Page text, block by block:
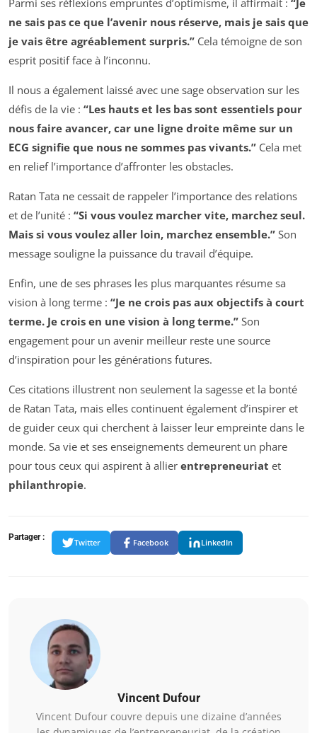
ne sais pas ce que l’avenir nous réserve, mais je sais que
je vais être agréablement surpris.” Cela témoigne de son
esprit positif face à l’inconnu.
Il nous a également laissé avec une sage observation sur les
défis de la vie : “Les hauts et les bas sont essentiels pour
nous faire avancer, car une ligne droite même sur un
ECG signifie que nous ne sommes pas vivants.” Cela met
en relief l’importance d’affronter les obstacles.
Ratan Tata ne cessait de rappeler l’importance des relations
et de l’unité : “Si vous voulez marcher vite, marchez seul.
Mais si vous voulez aller loin, marchez ensemble.” Son
message souligne la puissance du travail d’équipe.
Enfin, une de ses phrases les plus marquantes résume sa
vision à long terme : “Je ne crois pas aux objectifs à court
terme. Je crois en une vision à long terme.” Son
engagement pour un avenir meilleur reste une source
d’inspiration pour les générations futures.
Ces citations illustrent non seulement la sagesse et la bonté
de Ratan Tata, mais elles continuent également d’inspirer et
de guider ceux qui cherchent à laisser leur empreinte dans le
monde. Sa vie et ses enseignements demeurent un phare
pour tous ceux qui aspirent à allier entrepreneuriat et
philanthropie.
Partager :
Twitter Facebook LinkedIn
Vincent Dufour
Vincent Dufour couvre depuis une dizaine d’années